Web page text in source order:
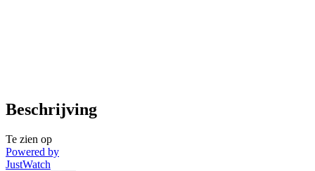
Beschrijving
Te zien op
Powered by
JustWatch